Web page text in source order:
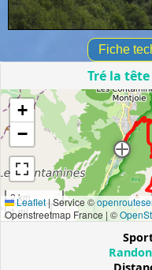
Fiche